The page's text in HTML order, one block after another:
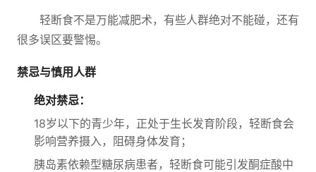
轻断食不是万能减肥术，有些人群绝对不能碰，还有
很多误区要警惕。
禁忌与慎用人群
绝对禁忌：
18岁以下的青少年，正处于生长发育阶段，轻断食会
影响营养摄入，阻碍身体发育；
胰岛素依赖型糖尿病患者，轻断食可能引发酮症酸中